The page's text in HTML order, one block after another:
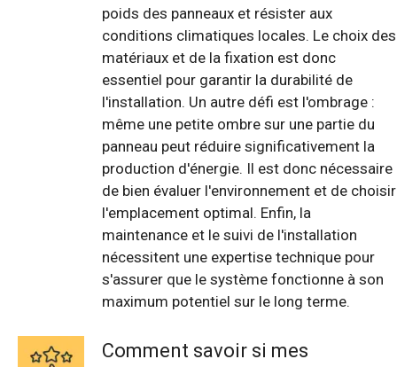
poids des panneaux et résister aux
conditions climatiques locales. Le choix des
matériaux et de la fixation est donc
essentiel pour garantir la durabilité de
l'installation. Un autre défi est l'ombrage :
même une petite ombre sur une partie du
panneau peut réduire significativement la
production d'énergie. Il est donc nécessaire
de bien évaluer l'environnement et de choisir
l'emplacement optimal. Enfin, la
maintenance et le suivi de l'installation
nécessitent une expertise technique pour
s'assurer que le système fonctionne à son
maximum potentiel sur le long terme.
Comment savoir si mes